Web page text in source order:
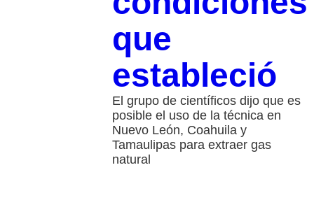
que
estableció
El grupo de científicos dijo que es
posible el uso de la técnica en
Nuevo León, Coahuila y
Tamaulipas para extraer gas
natural